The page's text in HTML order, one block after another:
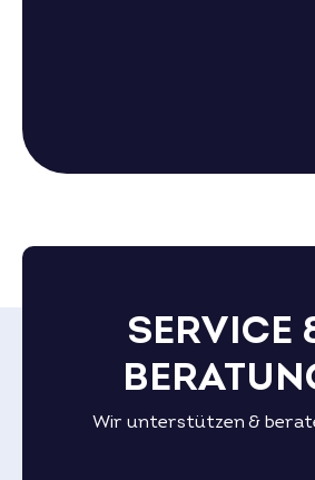
SERVICE
Wir unterstützen &